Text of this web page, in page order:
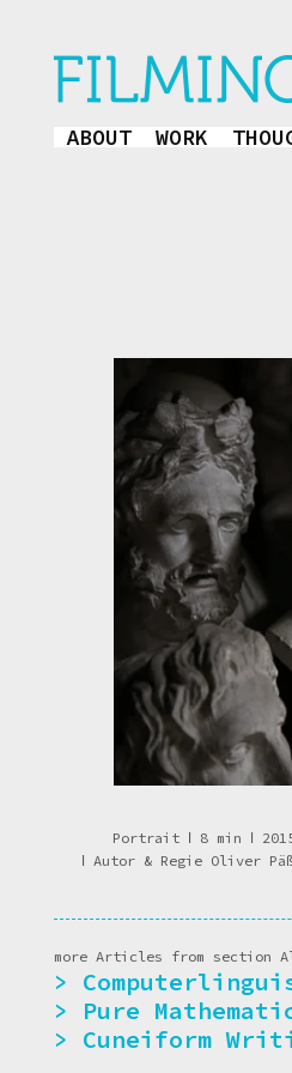
ABOUT WORK
Portrait ǀ 8 min ǀ
ǀ Autor & Regie Oliver
more Articles from section
Pure
Cuneiform